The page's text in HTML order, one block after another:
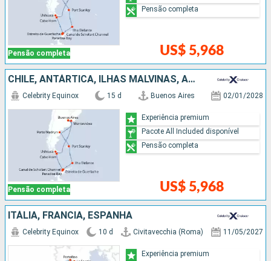
Pensão completa US$ 5,968
Pensão completa
CHILE, ANTÁRTICA, ILHAS MALVINAS, ARGENTINA, URUGUAI
Pensão completa
Celebrity Equinox 15 d Buenos Aires 02/01/2028
US$ 5,968
Experiência premium
Pacote All Included disponível
Pensão completa
ITÁLIA, FRANCIA, ESPANHA
Celebrity Equinox 10 d Civitavecchia (Roma) 11/05/2027
Experiência premium